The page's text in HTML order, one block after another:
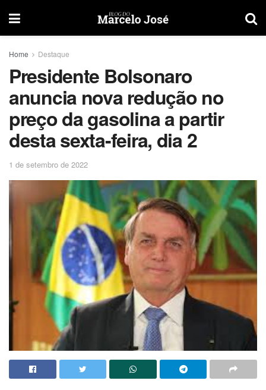
Home Destaque
Presidente Bolsonaro
anuncia nova redução no
preço da gasolina a partir
desta sexta-feira, dia 2
1 de setembro de 2022